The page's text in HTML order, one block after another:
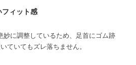
フィット感
妙に調整しているため、足首にゴム跡
ていてもズレ落ちません。